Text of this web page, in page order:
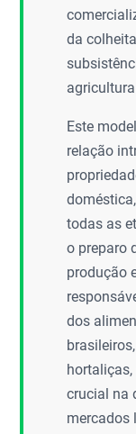
da
Este
relação
todas as
o preparo
produção
dos
crucial na
mercados